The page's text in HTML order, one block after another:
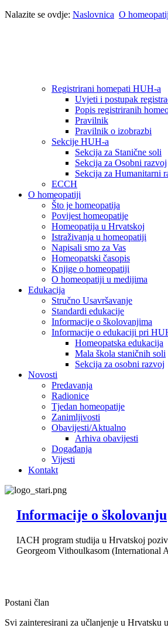
Nalazite se ovdje: Naslovnica O
Registrirani homepati HUH-a
Uvjeti i postupak
Popis registriranih
Pravilnik
Pravilnik o izobrazbi
Sekcije HUH-a
Sekcija za Stanične soli
Sekcija za Osobni razvoj
Sekcija za Humanitarni
ECCH
O homeopatiji
Što je homeopatija
Povijest homeopatije
Homeopatija u Hrvatskoj
Istraživanja u homeopatiji
Napisali smo za Vas
Homeopatski časopis
Knjige o homeopatiji
O homeopatiji u medijima
Edukacija
Stručno Usavršavanje
Standardi edukacije
Informacije o školovanjima
Informacije o edukaciji pri
Homeopatska edukacija
Mala škola staničnih soli
Sekcija za osobni razvoj
Novosti
Predavanja
Radionice
Tjedan homeopatije
Zanimljivosti
Obavijesti/Aktualno
Arhiva obavijesti
Događanja
Vijesti
Kontakt
Informacije o školovanju
IACH program studija u Hrvatskoj
Georgeom Vithoulkasom (International
Postani član
Svi zainteresirani za učlanjenje u Hrvatsku